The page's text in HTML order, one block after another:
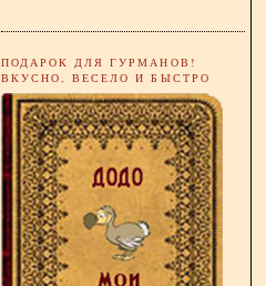
ПОДАРОК ДЛЯ ГУРМАНОВ!
ВКУСНО, ВЕСЕЛО И БЫСТРО